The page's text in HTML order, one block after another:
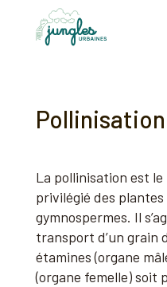
Pollinisation
La pollinisation est
privilégié des
gymnospermes. Il
transport d’un grain
étamines (organe
(organe femelle) soit